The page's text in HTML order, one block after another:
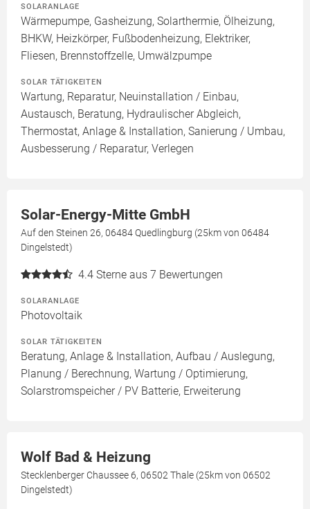
SOLARANLAGE
Wärmepumpe, Gasheizung, Solarthermie, Ölheizung,
BHKW, Heizkörper, Fußbodenheizung, Elektriker,
Fliesen, Brennstoffzelle, Umwälzpumpe
SOLAR TÄTIGKEITEN
Wartung, Reparatur, Neuinstallation / Einbau,
Austausch, Beratung, Hydraulischer Abgleich,
Thermostat, Anlage & Installation, Sanierung / Umbau,
Ausbesserung / Reparatur, Verlegen
Solar-Energy-Mitte GmbH
Auf den Steinen 26, 06484 Quedlingburg (25km von 06484
Dingelstedt)
4.4 Sterne aus 7 Bewertungen
SOLARANLAGE
Photovoltaik
SOLAR TÄTIGKEITEN
Beratung, Anlage & Installation, Aufbau / Auslegung,
Planung / Berechnung, Wartung / Optimierung,
Solarstromspeicher / PV Batterie, Erweiterung
Wolf Bad & Heizung
Stecklenberger Chaussee 6, 06502 Thale (25km von 06502
Dingelstedt)